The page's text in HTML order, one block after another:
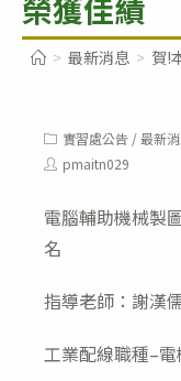
榮獲佳績
> 最新消息 > 賀!
Post
category:
實習處公告 /最新
Post
author:
pmaitn029
電腦輔助機械製
名
指導老師：謝漢
工業配線職種–